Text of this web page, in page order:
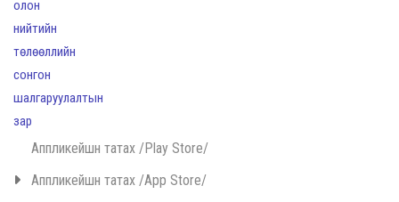
Аппликейшн татах /Play Store/
Аппликейшн татах /App Store/